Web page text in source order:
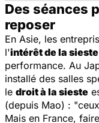
Des séances
reposer
En Asie, les
l'intérêt de la sieste
performance. Au
installé des salles
le droit à la sieste
(depuis Mao) :
Mais en France,